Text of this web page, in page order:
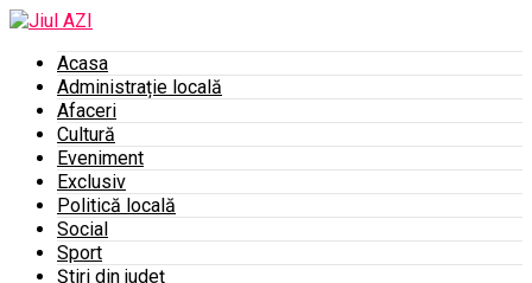
Acasa
Administrație locală
Afaceri
Cultură
Eveniment
Exclusiv
Politică locală
Social
Sport
Știri din județ